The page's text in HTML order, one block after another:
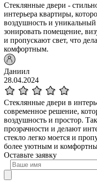
Стеклянные двери -
интерьера квартиры,
воздушность и
зонировать помещение,
и пропускают свет, что
комфортным.
Даниил
28.04.2024
Стеклянные двери в
современное решение,
воздушность и простор.
прозрачности и делают
стекло легко моется и
более уютным и
Оставьте заявку